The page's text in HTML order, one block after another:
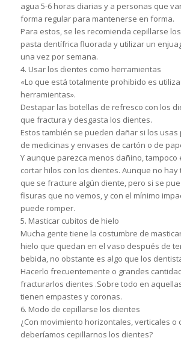
agua 5-6 horas diarias y a personas que
forma regular para mantenerse en forma.
Para estos, se les recomienda cepillarse
pasta dentífrica fluorada y utilizar un
una vez por semana.
4. Usar los dientes como herramientas
«Lo que está totalmente prohibido es
herramientas».
Destapar las botellas de refresco con los
que fractura y desgasta los dientes.
Estos también se pueden dañar si los
de medicinas y envases de cartón o de
Y aunque parezca menos dañino, tampoco
cortar hilos con los dientes. Aunque no hay
que se fracture algún diente, pero si se
fisuras que no vemos, y con el mínimo
puede romper.
5. Masticar cubitos de hielo
Mucha gente tiene la costumbre de
hielo que quedan en el vaso después de
bebida, no obstante es algo que los
Hacerlo frecuentemente o grandes
fracturarlos dientes .Sobre todo en
tienen empastes y coronas.
6. Modo de cepillarse los dientes
¿Con movimiento horizontales, verticales o
deberíamos cepillarnos los dientes?